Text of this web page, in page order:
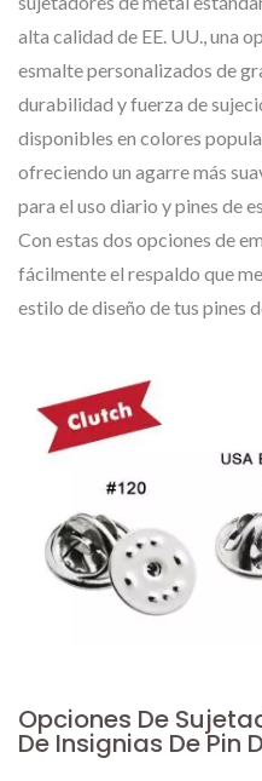
alta calidad de EE. UU., una
esmalte personalizados de
durabilidad y fuerza de
disponibles en colores
ofreciendo un agarre más
para el uso diario y pines de
Con estas dos opciones de
fácilmente el respaldo que
estilo de diseño de tus pines
Opciones De
De Insignias De Pin